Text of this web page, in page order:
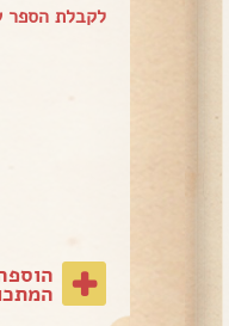
לקבלת הספר